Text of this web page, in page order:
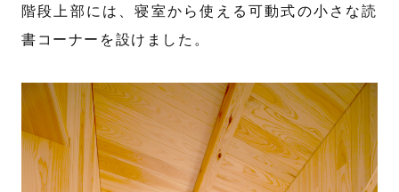
階段上部には、寝室から使える可動式の小さな読
書コーナーを設けました。